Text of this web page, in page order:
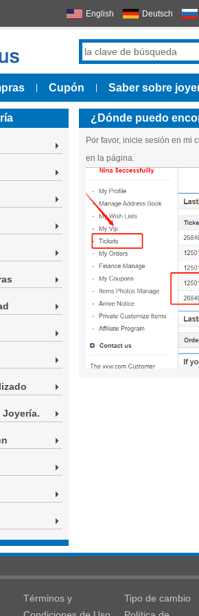
English Deutsch
Cupón Saber sobre
¿Dónde puedo
Por favor, inicie sesión en mi
en la página.
Términos y
Tipo de cambio